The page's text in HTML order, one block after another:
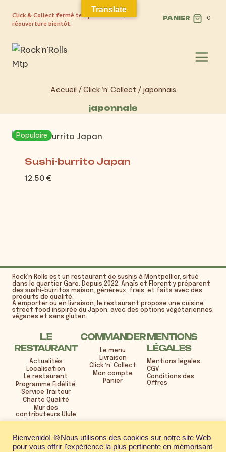
Click & Collect fermé temporairement,
réouverture bientôt.
PANIER 0
Accueil /Click ‘n’ Collect / japonnais
japonnais
Populaire
Sushi-burrito Japan
12,50 €
Rock’n’Rolls est un restaurant de sushis à Montpellier, situé
dans le quartier Gare. Depuis 2022, Anaïs et Florent y préparent
des sushi-burritos maison, généreux, frais, et faits avec des
produits de qualité.
À emporter ou en livraison, le restaurant propose une cuisine
street food inspirée du Japon, avec des options végétariennes,
véganes et sans gluten.
LE
RESTAURANT
Actualités
Localisation
Le restaurant
Programme Fidélité
Service Traiteur
Charte Qualité
Mur des
contributeurs Ulule
COMMANDER
Le menu
Livraison
Click ‘n’ Collect
Mon compte
Panier
MENTIONS
LÉGALES
Mentions légales
CGV
Conditions des
Offres
Quartier Gare Saint-Roch
34000 Montpellier
Bienvenido! 🍪Nous utilisons des cookies sur notre site Web
pour vous offrir l'expérience la plus pertinente en mémorisant
Translate